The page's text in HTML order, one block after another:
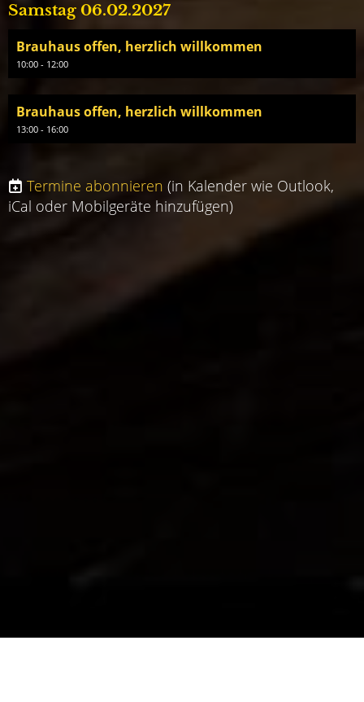
Samstag 06.02.2027
Brauhaus offen, herzlich willkommen
10:00 - 12:00
Brauhaus offen, herzlich willkommen
13:00 - 16:00
Termine abonnieren (in Kalender wie Outlook,
iCal oder Mobilgeräte hinzufügen)